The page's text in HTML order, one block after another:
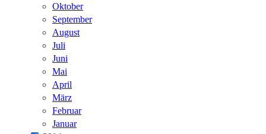
Oktober
September
August
Juli
Juni
Mai
April
März
Februar
Januar